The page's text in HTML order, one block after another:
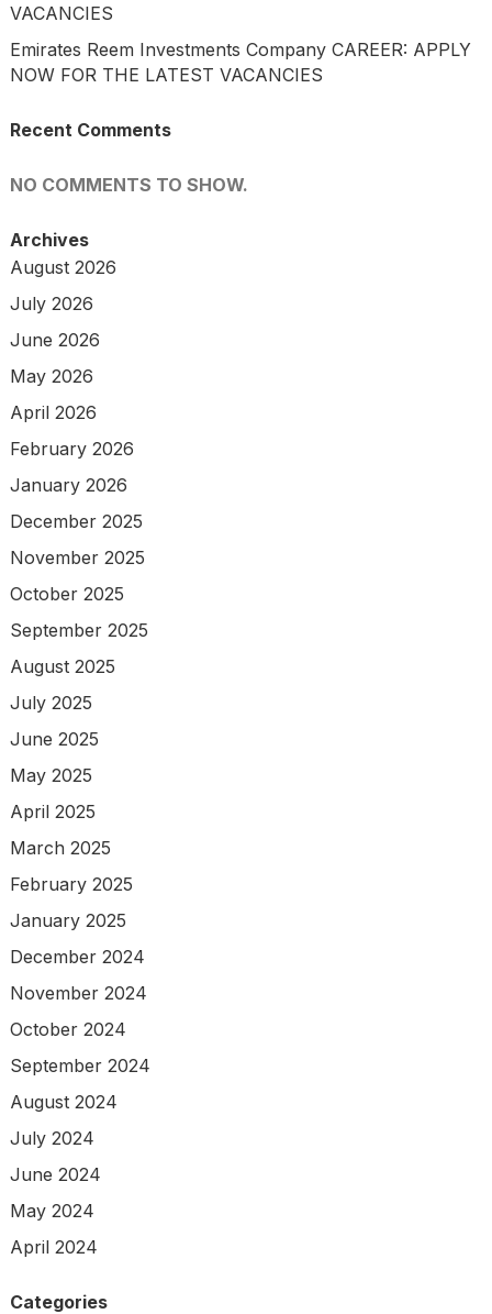
VACANCIES
Emirates Reem Investments Company CAREER: APPLY
NOW FOR THE LATEST VACANCIES
Recent Comments
NO COMMENTS TO SHOW.
Archives
August 2026
July 2026
June 2026
May 2026
April 2026
February 2026
January 2026
December 2025
November 2025
October 2025
September 2025
August 2025
July 2025
June 2025
May 2025
April 2025
March 2025
February 2025
January 2025
December 2024
November 2024
October 2024
September 2024
August 2024
July 2024
June 2024
May 2024
April 2024
Categories